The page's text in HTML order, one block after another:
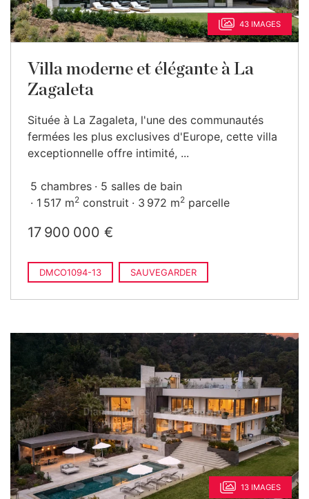
43 IMAGES
Villa moderne et élégante à La
Zagaleta
Située à La Zagaleta, l'une des communautés
fermées les plus exclusives d'Europe, cette villa
exceptionnelle offre intimité, ...
5 chambres
5 salles de bain
1 517 m2 construit 3 972 m2 parcelle
17 900 000 €
DMCO1094-13 SAUVEGARDER
13 IMAGES